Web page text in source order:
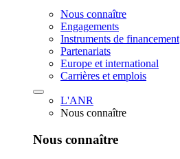
Nous connaître
Engagements
Instruments de financement
Partenariats
Europe et international
Carrières et emplois
L'ANR
Nous connaître
Nous connaître